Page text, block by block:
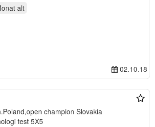
alt
02.10.18
test 5X5